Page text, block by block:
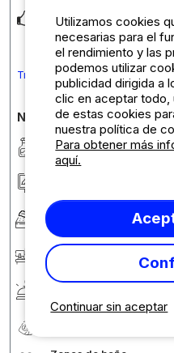
La propriétaire nous a
hébergement en caravane
Traduce el comentario a
Notas detalladas sobre
Limpieza
Confort
Recepción
Servicios e
Continuar sin aceptar
Utilizamos cookies
necesarias para el
el rendimiento y las
podemos utilizar
publicidad dirigida a
clic en aceptar todo,
de estas cookies
nuestra política de
Para obtener más
aquí.